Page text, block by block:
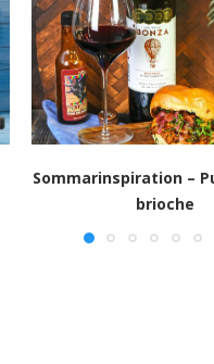
Sommarinspiration –
brioche